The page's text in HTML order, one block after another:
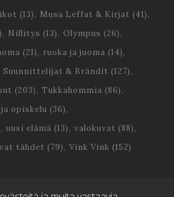
(13) Musa Leffat & Kirjat (41)
Nillitys (13) Olympus (26)
(21) ruoka ja juoma (14)
Suunnittelijat & Brändit (127)
(203) Tukkahommia (86)
opiskelu (36)
uusi elämä (13) valokuvat (88)
tähdet (79) Vink Vink (152)